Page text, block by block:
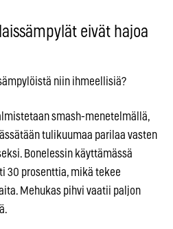
eivät hajoa
niin ihmeellisiä?
smash-menetelmällä,
tulikuumaa parilaa vasten
Bonelessin käyttämässä
30 prosenttia, mikä tekee
Mehukas pihvi vaatii paljon